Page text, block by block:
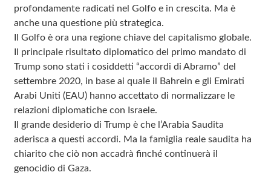
profondamente radicati nel Golfo e in crescita. Ma è
anche una questione più strategica.
Il Golfo è ora una regione chiave del capitalismo globale.
Il principale risultato diplomatico del primo mandato di
Trump sono stati i cosiddetti “accordi di Abramo” del
settembre 2020, in base ai quale il Bahrein e gli Emirati
Arabi Uniti (EAU) hanno accettato di normalizzare le
relazioni diplomatiche con Israele.
Il grande desiderio di Trump è che l’Arabia Saudita
aderisca a questi accordi. Ma la famiglia reale saudita ha
chiarito che ciò non accadrà finché continuerà il
genocidio di Gaza.